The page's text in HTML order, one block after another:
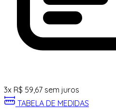
3x R$ 59,67 sem juros
TABELA DE MEDIDAS